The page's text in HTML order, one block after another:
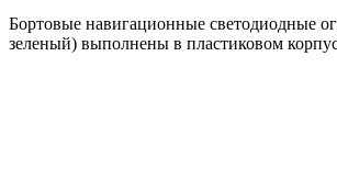
Бортовые навигационные светодиодные
зеленый) выполнены в пластиковом